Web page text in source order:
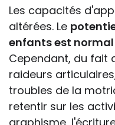
Les capacités
altérées. Le
enfants est normal
Cependant, du fait
raideurs
troubles de la
retentir sur les